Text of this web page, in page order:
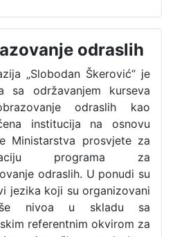
odraslih
„Slobodan Škerović“ je
sa održavanjem kurseva
odraslih kao
institucija na osnovu
Ministarstva prosvjete za
programa za
odraslih. U ponudi su
jezika koji su organizovani
nivoa u skladu sa
referentnim okvirom za